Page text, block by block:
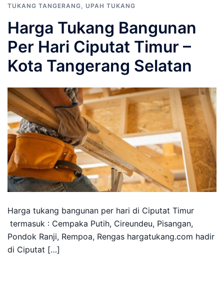
TUKANG TANGERANG, UPAH TUKANG
Harga Tukang Bangunan
Per Hari Ciputat Timur –
Kota Tangerang Selatan
Harga tukang bangunan per hari di Ciputat Timur
termasuk : Cempaka Putih, Cireundeu, Pisangan,
Pondok Ranji, Rempoa, Rengas hargatukang.com hadir
di Ciputat […]